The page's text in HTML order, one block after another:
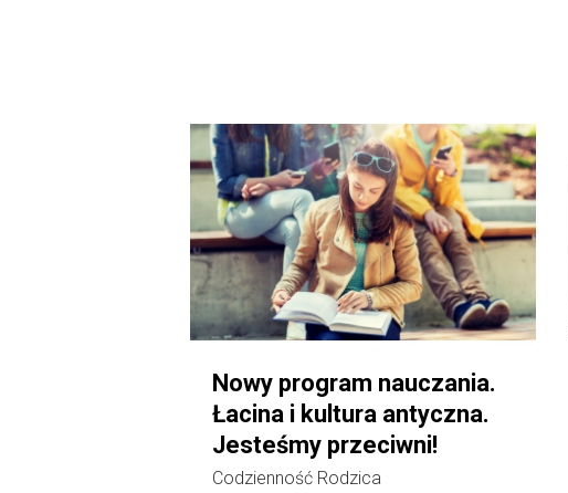
Nowy program nauczania.
Łacina i kultura antyczna.
Jesteśmy przeciwni!
Codzienność Rodzica